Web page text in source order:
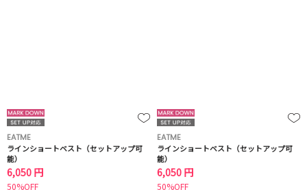
EATME
ラインショートベスト（セットアップ可
能）
6,050 円
50%OFF
EATME
ラインショートベスト（セットアップ可
能）
6,050 円
50%OFF